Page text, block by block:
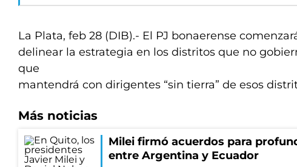
La Plata, feb 28 (DIB).- El PJ bonaerense
delinear la estrategia en los distritos que no
que
mantendrá con dirigentes “sin tierra” de esos
Más noticias
Milei firmó acuerdos para
entre Argentina y Ecuador